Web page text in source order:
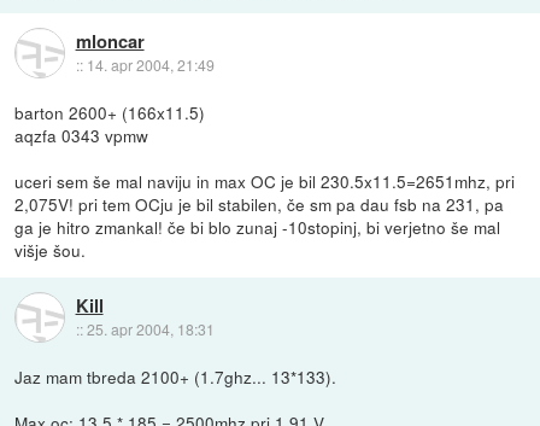
mloncar
:: 14. apr 2004, 21:49
barton 2600+ (166x11.5)
aqzfa 0343 vpmw
uceri sem še mal naviju in max OC je bil 230.5x11.5=2651mhz, pri
2,075V! pri tem OCju je bil stabilen, če sm pa dau fsb na 231, pa
ga je hitro zmankal! če bi blo zunaj -10stopinj, bi verjetno še mal
višje šou.
Kill
::25. apr 2004, 18:31
Jaz mam tbreda 2100+ (1.7ghz... 13*133).